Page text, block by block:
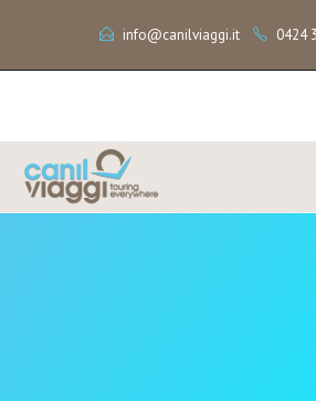
info@canilviaggi.it 0424